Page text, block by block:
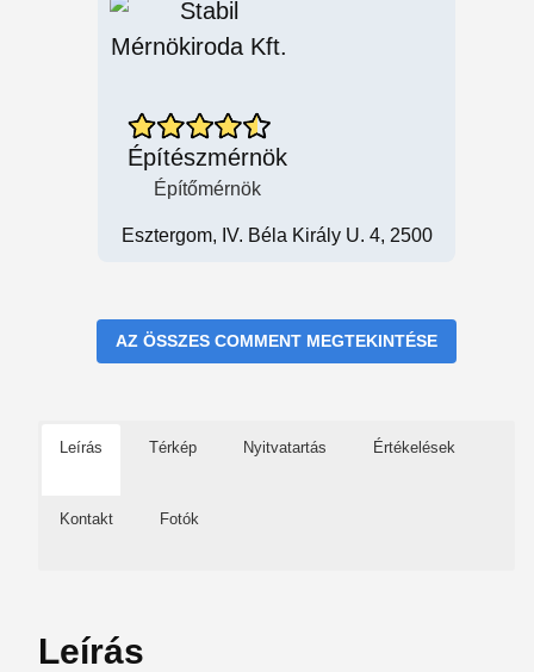
Építészmérnök
Építőmérnök
Esztergom, IV. Béla Király U. 4, 2500
AZ ÖSSZES COMMENT MEGTEKINTÉSE
Leírás Térkép Nyitvatartás Értékelések
Kontakt Fotók
Leírás